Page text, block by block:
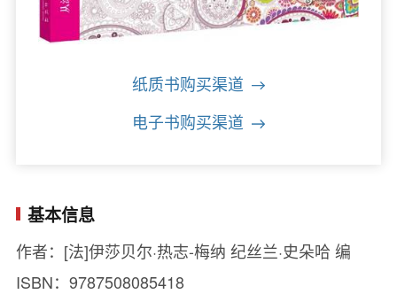
纸质书购买渠道
电子书购买渠道
基本信息
作者：[法]伊莎贝尔·热志-梅纳 纪丝兰·史朵哈 编
ISBN：9787508085418